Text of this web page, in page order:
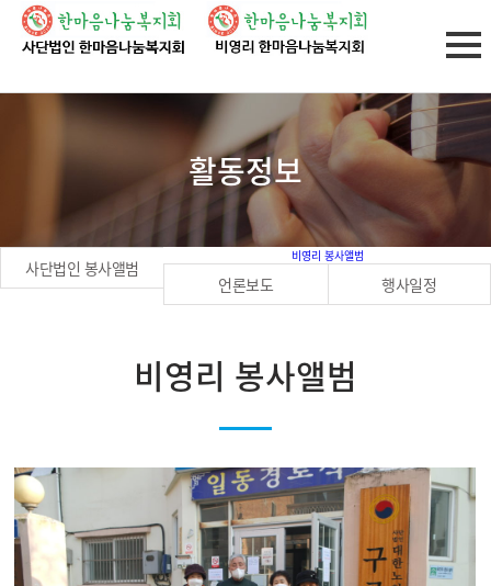
활동정보
사단법인 봉사앨범
비영리 봉사앨범
언론보도 행사일정
비영리 봉사앨범